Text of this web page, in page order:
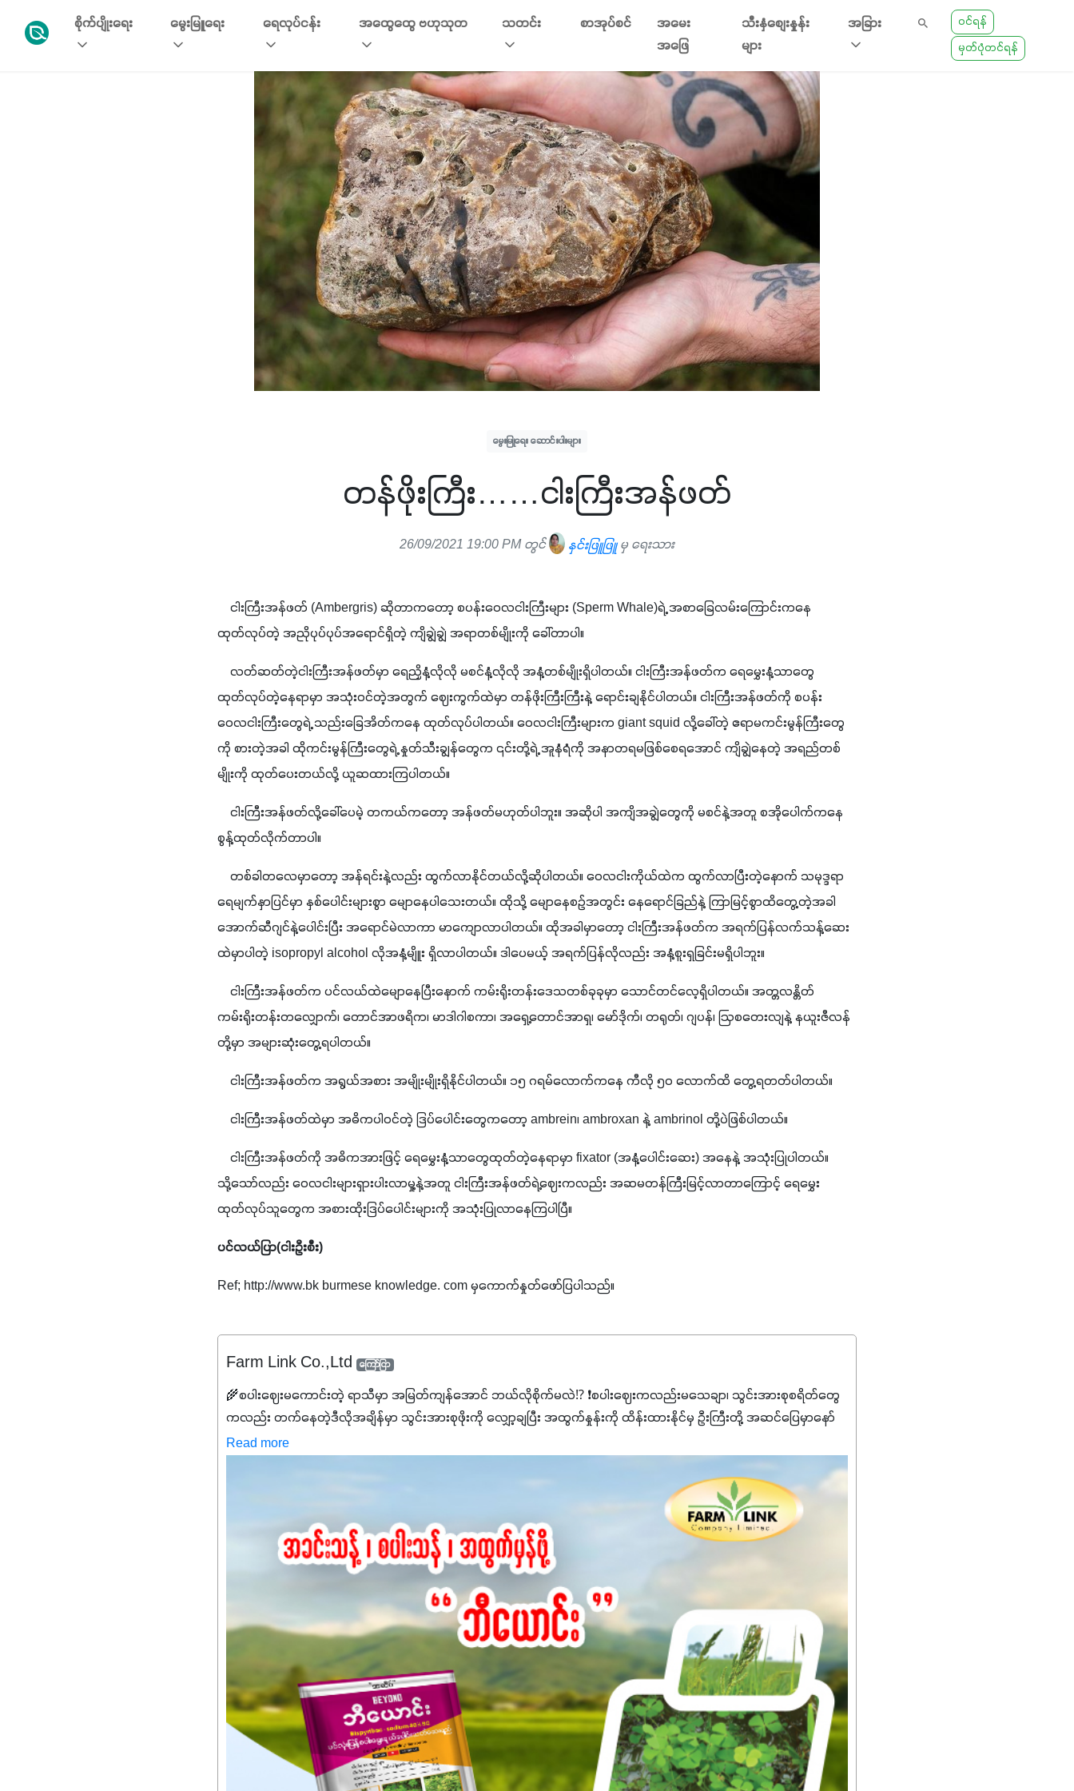
စိုက်ပျိုးရေး မွေးမြူရေး ရေလုပ်ငန်း အထွေထွေ ဗဟုသုတ သတင်း စာအုပ်စင်
အမေး
အဖြေ
သီးနှံစျေးနှုန်း
များ
အခြား
ဝင်ရန်
မှတ်ပုံတင်ရန်
မွေးမြူရေး ဆောင်းပါးများ
တန်ဖိုးကြီး……ငါးကြီးအန်ဖတ်
26/09/2021 19:00 PM တွင် နှင်းဖြူဖြူမှ ရေးသား
ငါးကြီးအန်ဖတ် (Ambergris) ဆိုတာကတော့ စပန်းဝေလငါးကြီးများ (Sperm Whale)ရဲ့ အစာခြေလမ်းကြောင်းကနေ
ထုတ်လုပ်တဲ့ အညိုပုပ်ပုပ်အရောင်ရှိတဲ့ ကျိချွဲချွဲ အရာတစ်မျိုးကို ခေါ်တာပါ။
လတ်ဆတ်တဲ့ငါးကြီးအန်ဖတ်မှာ ရေညှိနံ့လိုလို မစင်နံ့လိုလို အနံ့တစ်မျိုးရှိပါတယ်။ ငါးကြီးအန်ဖတ်က ရေမွှေးနံ့သာတွေ
ထုတ်လုပ်တဲ့နေရာမှာ အသုံးဝင်တဲ့အတွက် ဈေးကွက်ထဲမှာ တန်ဖိုးကြီးကြီးနဲ့ ရောင်းချနိုင်ပါတယ်။ ငါးကြီးအန်ဖတ်ကို စပန်း
ဝေလငါးကြီးတွေရဲ့ သည်းခြေအိတ်ကနေ ထုတ်လုပ်ပါတယ်။ ဝေလငါးကြီးများက giant squid လို့ခေါ်တဲ့ ဧရာမကင်းမွန်ကြီးတွေ
ကို စားတဲ့အခါ ထိုကင်းမွန်ကြီးတွေရဲ့ နှုတ်သီးချွန်တွေက ၎င်းတို့ရဲ့ အူနံရံကို အနာတရမဖြစ်စေရအောင် ကျိချွဲနေတဲ့ အရည်တစ်
မျိုးကို ထုတ်ပေးတယ်လို့ ယူဆထားကြပါတယ်။
ငါးကြီးအန်ဖတ်လို့ခေါ်ပေမဲ့ တကယ်ကတော့ အန်ဖတ်မဟုတ်ပါဘူး။ အဆိုပါ အကျိအချွဲတွေကို မစင်နဲ့အတူ စအိုပေါက်ကနေ
စွန့်ထုတ်လိုက်တာပါ။
တစ်ခါတလေမှာတော့ အန်ရင်းနဲ့လည်း ထွက်လာနိုင်တယ်လို့ဆိုပါတယ်။ ဝေလငါးကိုယ်ထဲက ထွက်လာပြီးတဲ့နောက် သမုဒ္ဒရာ
ရေမျက်နှာပြင်မှာ နှစ်ပေါင်းများစွာ မျောနေပါသေးတယ်။ ထိုသို့ မျောနေစဉ်အတွင်း နေရောင်ခြည်နဲ့ ကြာမြင့်စွာထိတွေ့တဲ့အခါ
အောက်ဆီဂျင်နဲ့ပေါင်းပြီး အရောင်မဲလာကာ မာကျောလာပါတယ်။ ထိုအခါမှာတော့ ငါးကြီးအန်ဖတ်က အရက်ပြန်လက်သန့်ဆေး
ထဲမှာပါတဲ့ isopropyl alcohol လိုအနံ့မျိူး ရှိလာပါတယ်။ ဒါပေမယ့် အရက်ပြန်လိုလည်း အနံ့စူးရှခြင်းမရှိပါဘူး။
ငါးကြီးအန်ဖတ်က ပင်လယ်ထဲမျောနေပြီးနောက် ကမ်းရိုးတန်းဒေသတစ်ခုခုမှာ သောင်တင်လေ့ရှိပါတယ်။ အတ္တလန္တိတ်
ကမ်းရိုးတန်းတလျှောက်၊ တောင်အာဖရိက၊ မာဒါဂါစကာ၊ အရှေ့တောင်အာရှ၊ မော်ဒိုက်၊ တရုတ်၊ ဂျပန်၊ ဩစတေးလျနဲ့ နယူးဇီလန်
တို့မှာ အများဆုံးတွေ့ရပါတယ်။
ငါးကြီးအန်ဖတ်က အရွယ်အစား အမျိုးမျိုးရှိနိုင်ပါတယ်။ ၁၅ ဂရမ်လောက်ကနေ ကီလို ၅၀ လောက်ထိ တွေ့ရတတ်ပါတယ်။
ငါးကြီးအန်ဖတ်ထဲမှာ အဓိကပါဝင်တဲ့ ဒြပ်ပေါင်းတွေကတော့ ambrein၊ ambroxan နဲ့ ambrinol တို့ပဲဖြစ်ပါတယ်။
ငါးကြီးအန်ဖတ်ကို အဓိကအားဖြင့် ရေမွှေးနံ့သာတွေထုတ်တဲ့နေရာမှာ fixator (အနံ့ပေါင်းဆေး) အနေနဲ့ အသုံးပြုပါတယ်။
သို့သော်လည်း ဝေလငါးများရှားပါးလာမှု့နဲ့အတူ ငါးကြီးအန်ဖတ်ရဲ့ဈေးကလည်း အဆမတန်ကြီးမြင့်လာတာကြောင့် ရေမွှေး
ထုတ်လုပ်သူတွေက အစားထိုးဒြပ်ပေါင်းများကို အသုံးပြုလာနေကြပါပြီ။
ပင်လယ်ပြာ(ငါးဦးစီး)
Ref; http://www.bk burmese knowledge. com မှကောက်နှုတ်ဖော်ပြပါသည်။
Farm Link Co.,Ltd ကြော်ငြာ
🌾စပါးဈေးမကောင်းတဲ့ ရာသီမှာ အမြတ်ကျန်အောင် ဘယ်လိုစိုက်မလဲ⁉️ ❗စပါးဈေးကလည်းမသေချာ၊ သွင်းအားစုစရိတ်တွေ
ကလည်း တက်နေတဲ့ဒီလိုအချိန်မှာ သွင်းအားစုဖိုးကို လျှော့ချပြီး အထွက်နှုန်းကို ထိန်းထားနိုင်မှ ဦးကြီးတို့ အဆင်ပြေမှာနော်
✔️ဒါကြောင့် ကိုယ်သုံးသမျှ ကိုယ့်အတွက်အကျိုးရစေမယ့် အရည်အသွေးစိတ်ချရတဲ့ သွင်းအားစုပစ္စည်းတွေကိုပဲ ရွေးချယ်သုံး
Read more